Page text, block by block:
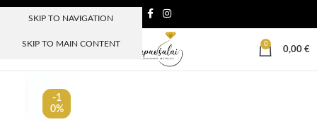
SKIP TO NAVIGATION
SKIP TO MAIN CONTENT
MENIU
0
0,00 €
-1
0%